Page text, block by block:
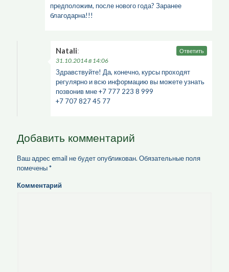
предположим, после нового года? Заранее
благодарна!!!
Natali:
31.10.2014 в 14:06
Здравствуйте! Да, конечно, курсы проходят
регулярно и всю информацию вы можете узнать
позвонив мне +7 777 223 8 999
+7 707 827 45 77
Ответить
Добавить комментарий
Ваш адрес email не будет опубликован. Обязательные поля
помечены*
Комментарий